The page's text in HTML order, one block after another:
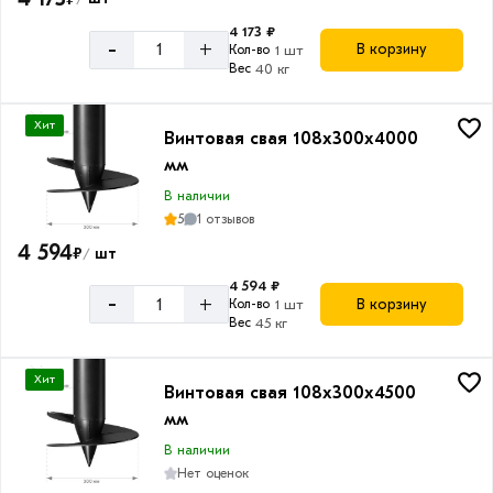
- +
4 173 ₽
Кол-во 1 шт
Вес 40 кг
В корзину
Хит
Винтовая свая 108х300х4000
мм
В наличии
5
1 отзывов
4 594₽/ шт
- +
4 594 ₽
Кол-во 1 шт
Вес 45 кг
В корзину
Хит
Винтовая свая 108х300х4500
мм
В наличии
Нет оценок